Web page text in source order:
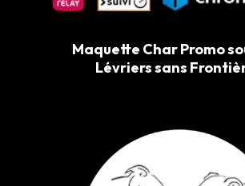
Maquette Char Promo
Lévriers sans